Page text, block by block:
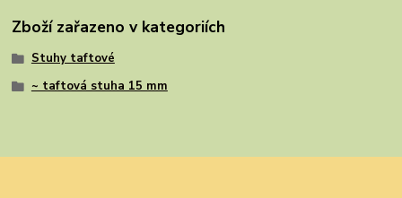
Zboží zařazeno v kategoriích
Stuhy taftové
~ taftová stuha 15 mm